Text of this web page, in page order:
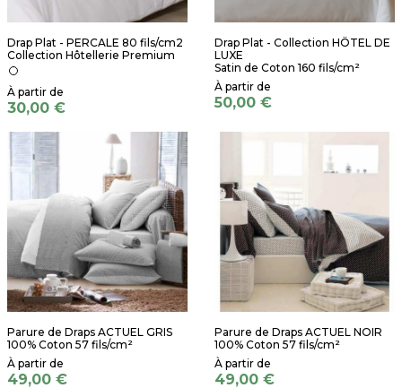
Drap Plat - PERCALE 80 fils/cm2
Collection Hôtellerie Premium
30,00 €
Drap Plat - Collection HÔTEL DE
LUXE
Satin de Coton 160 fils/cm²
50,00 €
Parure de Draps ACTUEL GRIS
100% Coton 57 fils/cm²
49,00 €
Parure de Draps ACTUEL NOIR
100% Coton 57 fils/cm²
49,00 €